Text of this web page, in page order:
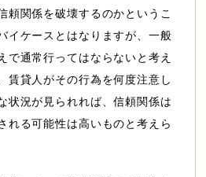
頼関係を破壊するのかというこ
イケースとはなりますが、一般
で通常行ってはならないと考え
賃貸人がその行為を何度注意し
状況が見られれば、信頼関係は
れる可能性は高いものと考えら